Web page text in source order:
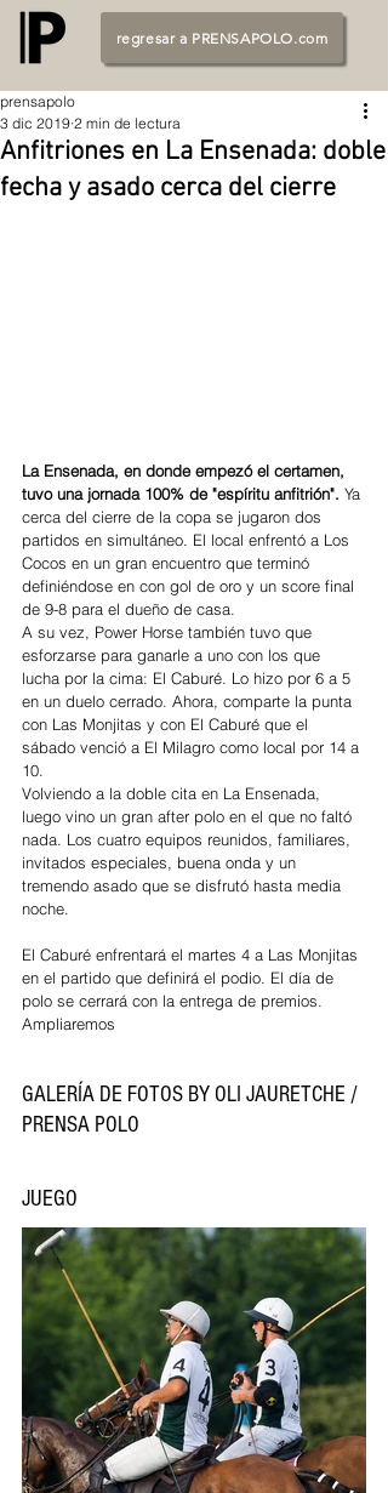
regresar a PRENSAPOLO.com
Anfitriones en La Ensenada: doble
fecha y asado cerca del cierre
prensapolo
3 dic 2019 2 min de lectura
La Ensenada, en donde empezó el certamen,
tuvo una jornada 100% de "espíritu anfitrión". Ya
cerca del cierre de la copa se jugaron dos
partidos en simultáneo. El local enfrentó a Los
Cocos en un gran encuentro que terminó
definiéndose en con gol de oro y un score final
de 9-8 para el dueño de casa.
A su vez, Power Horse también tuvo que
esforzarse para ganarle a uno con los que
lucha por la cima: El Caburé. Lo hizo por 6 a 5
en un duelo cerrado. Ahora, comparte la punta
con Las Monjitas y con El Caburé que el
sábado venció a El Milagro como local por 14 a
10.
Volviendo a la doble cita en La Ensenada,
luego vino un gran after polo en el que no faltó
nada. Los cuatro equipos reunidos, familiares,
invitados especiales, buena onda y un
tremendo asado que se disfrutó hasta media
noche.
El Caburé enfrentará el martes 4 a Las Monjitas
en el partido que definirá el podio. El día de
polo se cerrará con la entrega de premios.
Ampliaremos
GALERÍA DE FOTOS BY OLI JAURETCHE /
PRENSA POLO
JUEGO